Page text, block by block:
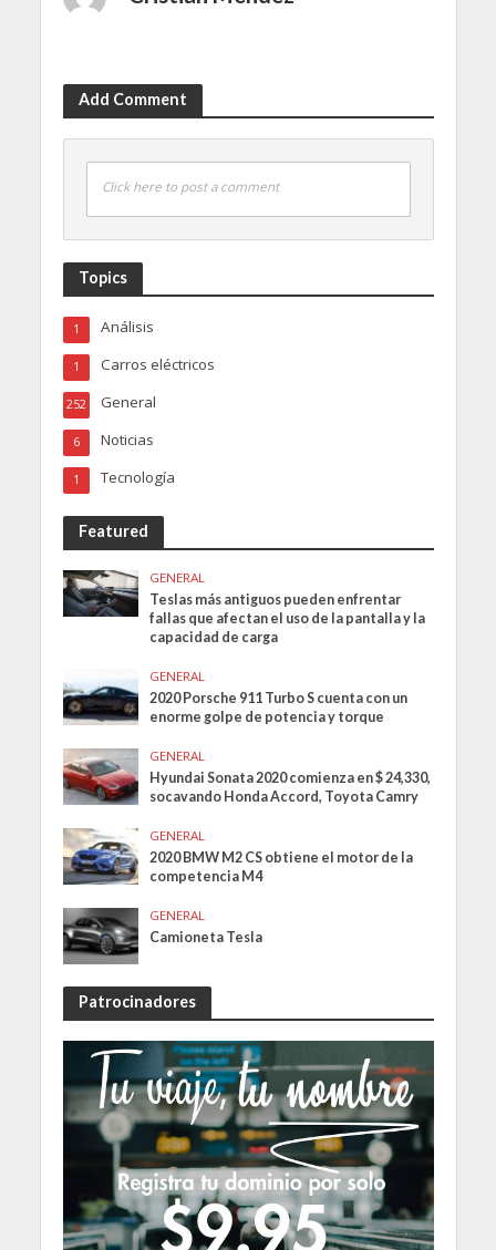
Add Comment
Click here to post a comment
Topics
Análisis
1
Carros eléctricos
1
General
252
Noticias
6
Tecnología
1
Featured
GENERAL
Teslas más antiguos pueden enfrentar
fallas que afectan el uso de la pantalla y la
capacidad de carga
GENERAL
2020 Porsche 911 Turbo S cuenta con un
enorme golpe de potencia y torque
GENERAL
Hyundai Sonata 2020 comienza en $ 24,330,
socavando Honda Accord, Toyota Camry
GENERAL
2020 BMW M2 CS obtiene el motor de la
competencia M4
GENERAL
Camioneta Tesla
Patrocinadores